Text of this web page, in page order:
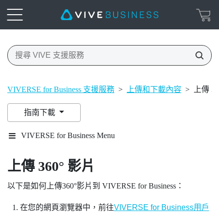
VIVERSE for Business 支援服務 > 上傳和下載內容 > 上傳
指南下載
VIVERSE for Business Menu
上傳 360° 影片
以下是如何上傳360°影片到 VIVERSE for Business ：
在您的網頁瀏覽器中，前往VIVERSE for Business用戶